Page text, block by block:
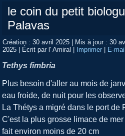
le coin du petit
Palavas
Création : 30 avril 2025 | Mis à jour : 30
2025 | Écrit par l' Amiral | Imprimer | E-mail
Tethys fimbria
Plus besoin d'aller au mois de
eau froide, de nuit pour les
La Thétys a migré dans le port de
C'est la plus grosse limace de
fait environ moins de 20 cm